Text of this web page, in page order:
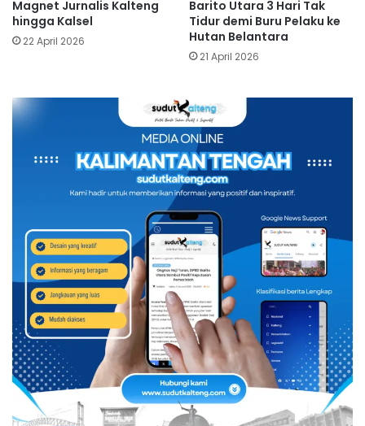
Magnet Jurnalis Kalteng
hingga Kalsel
22 April 2026
Barito Utara 3 Hari Tak
Tidur demi Buru Pelaku ke
Hutan Belantara
21 April 2026